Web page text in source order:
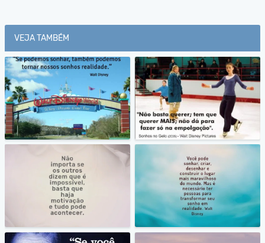
VEJA TAMBÉM